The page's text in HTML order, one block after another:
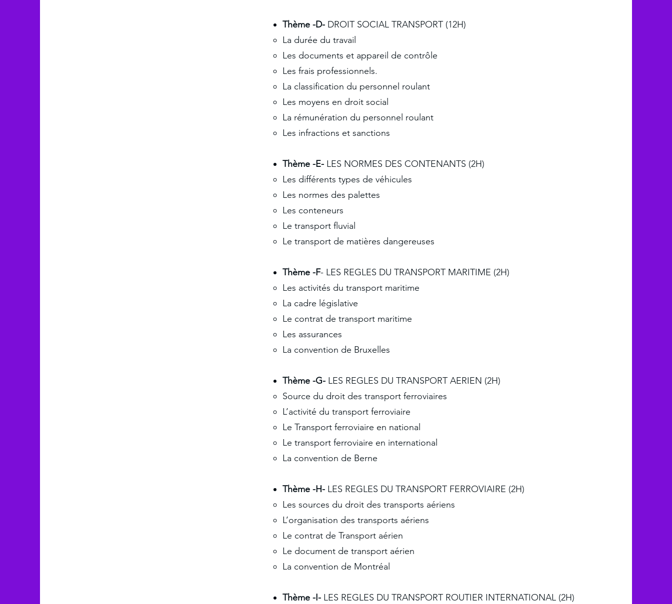
Thème -D- DROIT SOCIAL TRANSPORT (12H)
La durée du travail
Les documents et appareil de contrôle
Les frais professionnels.
La classification du personnel roulant
Les moyens en droit social
La rémunération du personnel roulant
Les infractions et sanctions
Thème -E- LES NORMES DES CONTENANTS (2H)
Les différents types de véhicules
Les normes des palettes
Les conteneurs
Le transport fluvial
Le transport de matières dangereuses
Thème -F- LES REGLES DU TRANSPORT MARITIME (2H)
Les activités du transport maritime
La cadre législative
Le contrat de transport maritime
Les assurances
La convention de Bruxelles
Thème -G- LES REGLES DU TRANSPORT AERIEN (2H)
Source du droit des transport ferroviaires
L’activité du transport ferroviaire
Le Transport ferroviaire en national
Le transport ferroviaire en international
La convention de Berne
Thème -H- LES REGLES DU TRANSPORT FERROVIAIRE (2H)
Les sources du droit des transports aériens
L’organisation des transports aériens
Le contrat de Transport aérien
Le document de transport aérien
La convention de Montréal
Thème -I- LES REGLES DU TRANSPORT ROUTIER INTERNATIONAL (2H)